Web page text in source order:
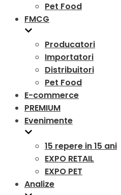
Pet Food
FMCG
Producatori
Importatori
Distribuitori
Pet Food
E-commerce
PREMIUM
Evenimente
15 repere in 15 ani
EXPO RETAIL
EXPO PET
Analize